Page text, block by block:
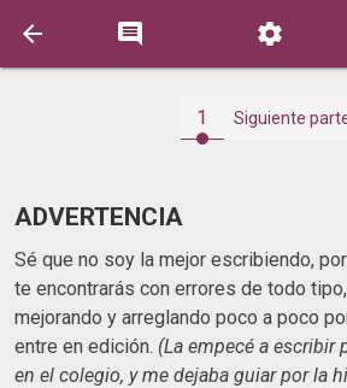
  
1 Siguiente
ADVERTENCIA
Sé que no soy la mejor escribiendo,
te encontrarás con errores de todo
mejorando y arreglando poco a poco
entre en edición. (La empecé a escribir
en el colegio, y me dejaba guiar por la